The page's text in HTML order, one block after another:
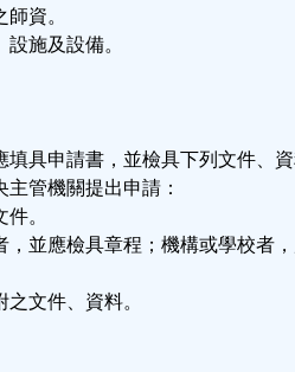
資。
施及設備。
填具申請書，並檢具下列文件、
管機關提出申請：
。
，並應檢具章程；機構或學校者
文件、資料。